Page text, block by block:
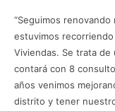
“Seguimos
estuvimos
Viviendas. Se trata de
contará con 8
años venimos
distrito y tener